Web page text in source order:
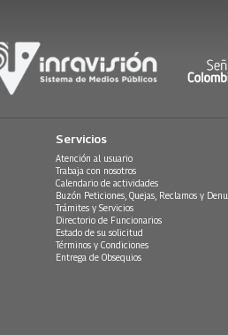
Servicios
Atención al usuario
Trabaja con nosotros
Calendario de actividades
Buzón Peticiones, Quejas, Reclamos y
Trámites y Servicios
Directorio de Funcionarios
Estado de su solicitud
Términos y Condiciones
Entrega de Obsequios